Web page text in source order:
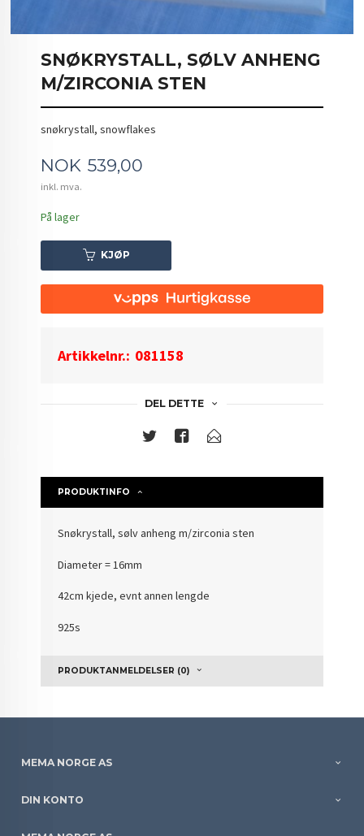
SNØKRYSTALL, SØLV ANHENG
M/ZIRCONIA STEN
snøkrystall, snowflakes
Pris
NOK 539,00
inkl. mva.
På lager
KJØP
Artikkelnr.: 081158
DEL DETTE
PRODUKTINFO
Snøkrystall, sølv anheng m/zirconia sten
Diameter = 16mm
42cm kjede, evnt annen lengde
925s
PRODUKTANMELDELSER (0)
MEMA NORGE AS
DIN KONTO